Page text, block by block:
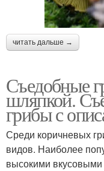
читать дальше →
Съедобные
шляпкой.
грибы с
Среди коричневых
видов. Наиболее
высокими вкусовыми